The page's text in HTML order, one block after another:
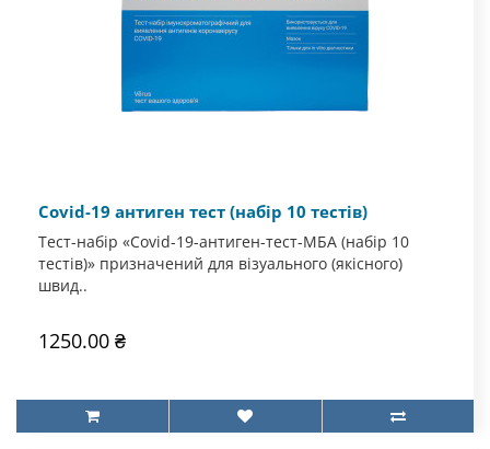
Covid-19 антиген тест (набір 10 тестів)
Тест-набір «Covid-19-антиген-тест-МБА (набір 10
тестів)» призначений для візуального (якісного)
швид..
1250.00 ₴